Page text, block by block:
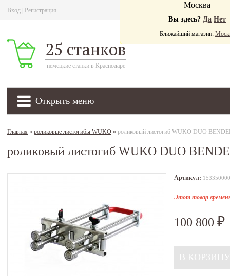
Вход Регистрация
25 станков
немецкие станки в Краснодаре
Открыть меню
Москва
Вы здесь? Да Нет
Ближайший магазин:
Главная » роликовые листогибы WUKO » роликовый листогиб WUKO DUO
роликовый листогиб WUKO DUO
Артикул: 153350000
Этот товар
100 800 ₽